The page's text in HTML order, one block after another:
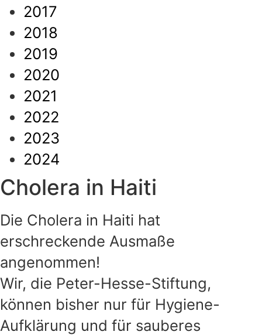
2017
2018
2019
2020
2021
2022
2023
2024
Cholera in Haiti
Die Cholera in Haiti hat
erschreckende Ausmaße
angenommen!
Wir, die Peter-Hesse-Stiftung,
können bisher nur für Hygiene-
Aufklärung und für sauberes